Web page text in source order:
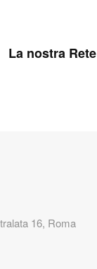
La nostra Rete
16, Roma